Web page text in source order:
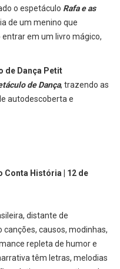
o espetáculo Rafa e as
de um menino que
em um livro mágico,
de Dança Petit
de Dança, trazendo as
autodescoberta e
Conta História | 12 de
distante de
causos, modinhas,
repleta de humor e
têm letras, melodias